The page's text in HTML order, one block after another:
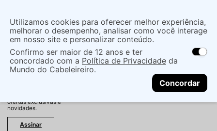
localização
As ofertas e opções de entrega variam de
acordo com a região.Não sei meu CEP
CONTINUAR
O que você procura?
ofertas exclusivas e
novidades.
Assinar
Utilizamos cookies para oferecer melhor experiência,
melhorar o desempenho, analisar como você interage
em nosso site e personalizar conteúdo.
Confirmo ser maior de 12 anos e ter
concordado com a Política de Privacidade da
Mundo do Cabeleireiro.
Concordar